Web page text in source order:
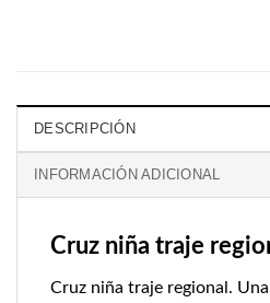
DESCRIPCIÓN
INFORMACIÓN ADICIONAL
Cruz niña traje
Cruz niña traje regional.